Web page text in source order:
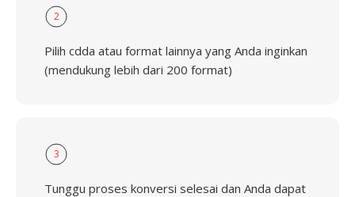
2
Pilih cdda atau format lainnya yang Anda inginkan
(mendukung lebih dari 200 format)
3
Tunggu proses konversi selesai dan Anda dapat